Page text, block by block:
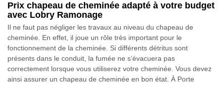
Prix chapeau de cheminée adapté à votre budget
avec Lobry Ramonage
Il ne faut pas négliger les travaux au niveau du chapeau de
cheminée. En effet, il joue un rôle très important pour le
fonctionnement de la cheminée. Si différents détritus sont
présents dans le conduit, la fumée ne s’évacuera pas
correctement lorsque vous utiliserez votre cheminée. Vous devez
ainsi assurer un chapeau de cheminée en bon état. À Porte